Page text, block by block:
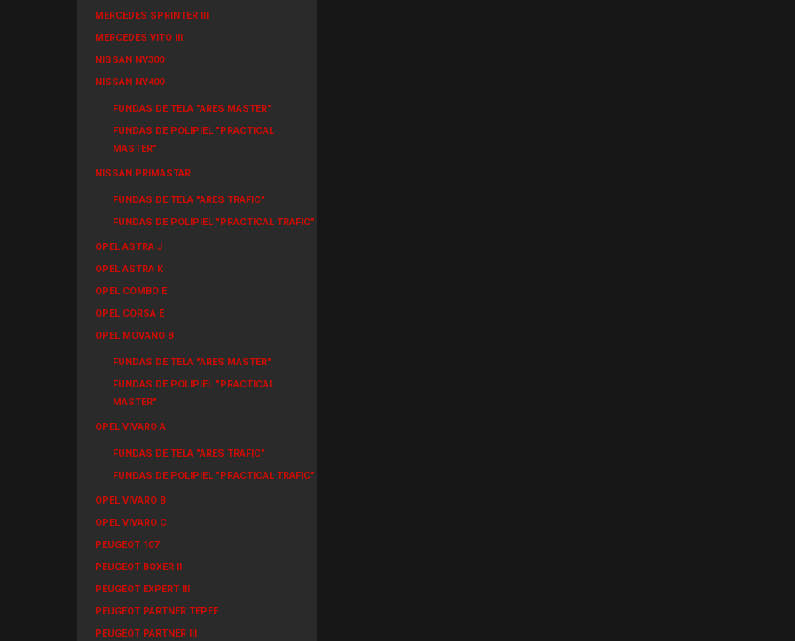
MERCEDES SPRINTER III
MERCEDES VITO III
NISSAN NV300
NISSAN NV400
FUNDAS DE TELA "ARES MASTER"
FUNDAS DE POLIPIEL "PRACTICAL
MASTER"
NISSAN PRIMASTAR
FUNDAS DE TELA "ARES TRAFIC"
FUNDAS DE POLIPIEL "PRACTICAL TRAFIC"
OPEL ASTRA J
OPEL ASTRA K
OPEL COMBO E
OPEL CORSA E
OPEL MOVANO B
FUNDAS DE TELA "ARES MASTER"
FUNDAS DE POLIPIEL "PRACTICAL
MASTER"
OPEL VIVARO A
FUNDAS DE TELA "ARES TRAFIC"
FUNDAS DE POLIPIEL "PRACTICAL TRAFIC"
OPEL VIVARO B
OPEL VIVARO C
PEUGEOT 107
PEUGEOT BOXER II
PEUGEOT EXPERT III
PEUGEOT PARTNER TEPEE
PEUGEOT PARTNER III